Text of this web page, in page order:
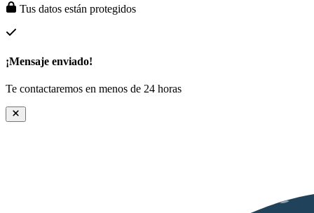
Tus datos están protegidos
¡Mensaje enviado!
Te contactaremos en menos de 24 horas